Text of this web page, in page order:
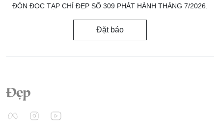
ĐÓN ĐỌC TẠP CHÍ ĐẸP SỐ 309 PHÁT HÀNH THÁNG 7/2026.
Đặt báo